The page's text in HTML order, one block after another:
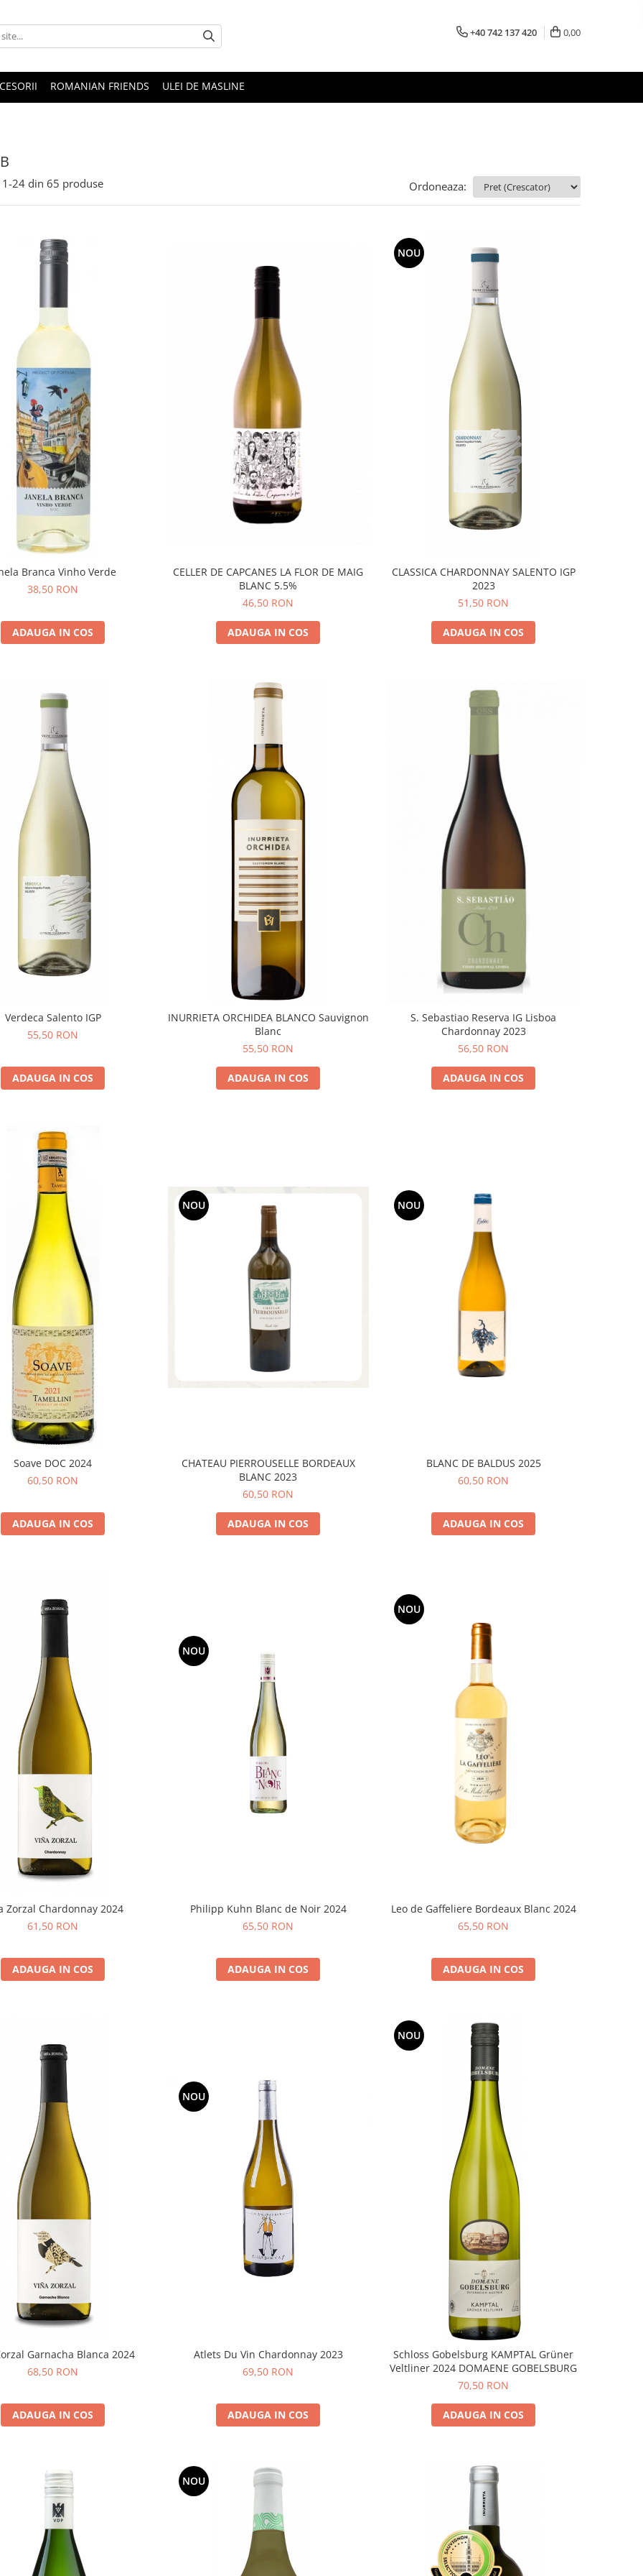
+40 742 137 420 0,00
ROMANIAN FRIENDS ULEI DE MASLINE
1-24 din 65 produse Ordoneaza:
Branca Vinho Verde
38,50 RON
ADAUGA IN COS
CELLER DE CAPCANES LA FLOR DE MAIG
BLANC 5.5%
46,50 RON
ADAUGA IN COS
NOU
CLASSICA CHARDONNAY SALENTO IGP
2023
51,50 RON
ADAUGA IN COS
Verdeca Salento IGP
55,50 RON
ADAUGA IN COS
INURRIETA ORCHIDEA BLANCO Sauvignon
Blanc
55,50 RON
ADAUGA IN COS
S. Sebastiao Reserva IG Lisboa
Chardonnay 2023
56,50 RON
ADAUGA IN COS
Soave DOC 2024
60,50 RON
ADAUGA IN COS
NOU
CHATEAU PIERROUSELLE BORDEAUX
BLANC 2023
60,50 RON
ADAUGA IN COS
NOU
BLANC DE BALDUS 2025
60,50 RON
ADAUGA IN COS
Zorzal Chardonnay 2024
61,50 RON
ADAUGA IN COS
NOU
Philipp Kuhn Blanc de Noir 2024
65,50 RON
ADAUGA IN COS
NOU
Leo de Gaffeliere Bordeaux Blanc 2024
65,50 RON
ADAUGA IN COS
Garnacha Blanca 2024
68,50 RON
ADAUGA IN COS
NOU
Atlets Du Vin Chardonnay 2023
69,50 RON
ADAUGA IN COS
NOU
Schloss Gobelsburg KAMPTAL Grüner
Veltliner 2024 DOMAENE GOBELSBURG
70,50 RON
ADAUGA IN COS
NOU